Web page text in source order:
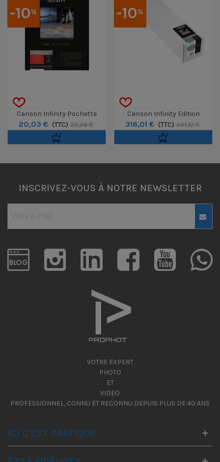
-10%
Canson Infinity Pochette
Découverte Somerset A4 8f
20,03 € (TTC) 22,26 €
-10%
Canson Infinity Edition
Etching Rag Rouleau 36" 310g /
15 M
316,01 € (TTC) 351,12 €
INSCRIVEZ-VOUS À NOTRE NEWSLETTER
VOTRE EXPERT
PHOTO
ET
VIDEO
PROFESSIONNEL, CONNU ET RECONNU DEPUIS PLUS DE 40 ANS
ICI C'EST PRATIQUE